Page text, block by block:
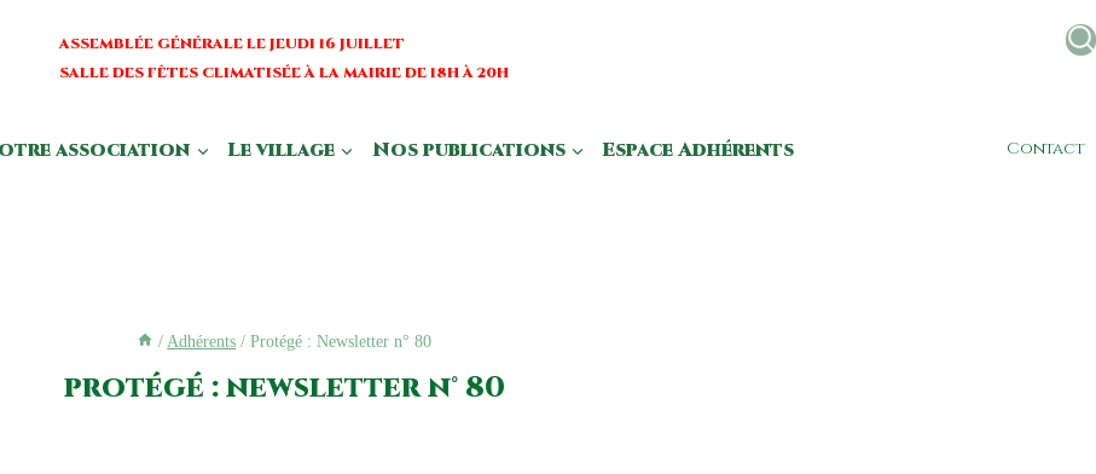
ASSEMBLÉE GÉNÉRALE LE JEUDI 16 JUILLET
SALLE DES FÊTES CLIMATISÉE À LA MAIRIE DE 18H À 20H
association Le village Nos publications Espace Adhérents Contact
/ Adhérents / Protégé : Newsletter n° 80
protégé : newsletter n° 80